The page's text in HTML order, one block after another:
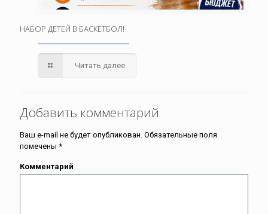
НАБОР ДЕТЕЙ В БАСКЕТБОЛ!
Читать далее
Добавить комментарий
Ваш e-mail не будет опубликован. Обязательные поля
помечены *
Комментарий